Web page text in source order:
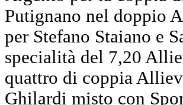
Putignano nel doppio
per Stefano Staiano e
specialità del 7,20
quattro di coppia
Ghilardi misto con